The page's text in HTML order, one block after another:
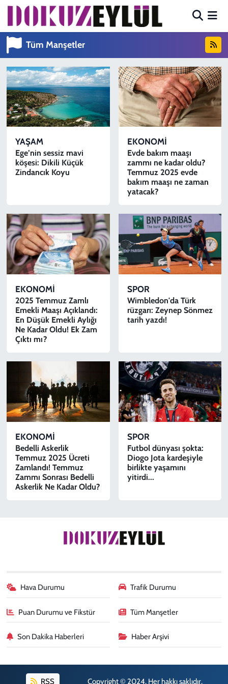
Tüm Manşetler
YAŞAM
Ege’nin sessiz mavi
köşesi: Dikili Küçük
Zindancık Koyu
EKONOMİ
Evde bakım maaşı
zammı ne kadar oldu?
Temmuz 2025 evde
bakım maaşı ne zaman
yatacak?
EKONOMİ
2025 Temmuz Zamlı
Emekli Maaşı Açıklandı:
En Düşük Emekli Aylığı
Ne Kadar Oldu! Ek Zam
Çıktı mı?
SPOR
Wimbledon'da Türk
rüzgarı: Zeynep Sönmez
tarih yazdı!
EKONOMİ
Bedelli Askerlik
Temmuz 2025 Ücreti
Zamlandı! Temmuz
Zammı Sonrası Bedelli
Askerlik Ne Kadar Oldu?
SPOR
Futbol dünyası şokta:
Diogo Jota kardeşiyle
birlikte yaşamını
yitirdi...
Hava Durumu Trafik Durumu
Puan Durumu ve Fikstür Tüm Manşetler
Son Dakika Haberleri Haber Arşivi
RSS Copyright © 2024. Her hakkı saklıdır.
Hava Durumu
Trafik Durumu
Süper Lig Puan Durumu ve Fikstür
Tüm Manşetler
Son Dakika Haberleri
Haber Arşivi